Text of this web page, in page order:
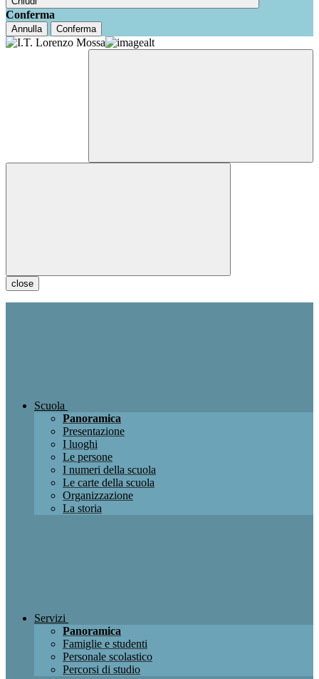
Conferma
Annulla Conferma
close
Scuola
Panoramica
Presentazione
I luoghi
Le persone
I numeri della scuola
Le carte della scuola
Organizzazione
La storia
Servizi
Panoramica
Famiglie e studenti
Personale scolastico
Percorsi di studio